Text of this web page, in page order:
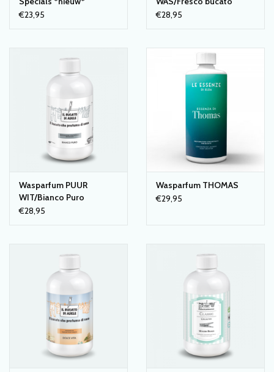
De intensiteit van het parfum is afhankelijk van de hoeveelheid
proefpakket, een klein dopje van een 150 ml fles of een half dopje
van de 500 ml fles. Je kan dit verhogen of verlagen naar eigen
wens. Voor babykleding raden we aan om een kleinere hoeveelheid
te gebruiken, zodat de geur niet te intens wordt voor je baby'tje.
€23,95
€28,95
Wasparfum PUUR
WIT/Bianco Puro
€28,95
Wasparfum THOMAS
€29,95